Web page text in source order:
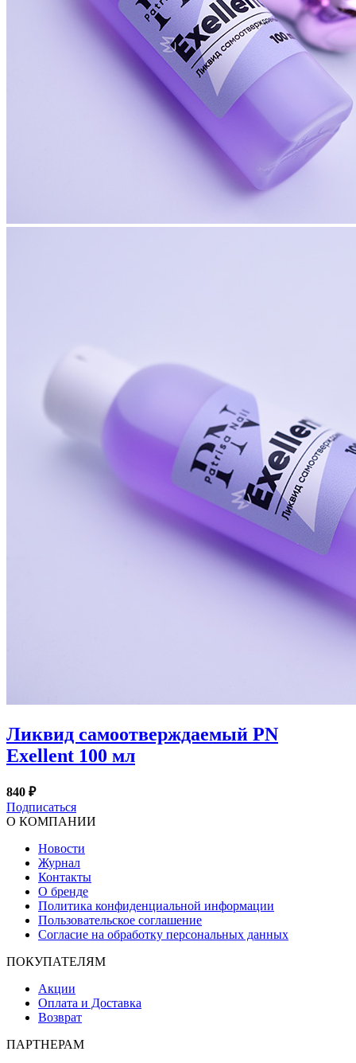
Ликвид самоотверждаемый PN
Exellent 100 мл
840 ₽
Подписаться
О КОМПАНИИ
Новости
Журнал
Контакты
О бренде
Политика конфиденциальной информации
Пользовательское соглашение
Согласие на обработку персональных данных
ПОКУПАТЕЛЯМ
Акции
Оплата и Доставка
Возврат
ПАРТНЕРАМ